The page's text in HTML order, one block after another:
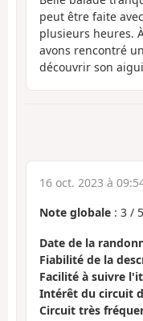
peut être faite
plusieurs heures.
avons rencontré
découvrir son
16 oct. 2023 à
Note globale : 3 / 5
Date de la
Fiabilité de la
Facilité à suivre
Intérêt du circuit
Circuit très